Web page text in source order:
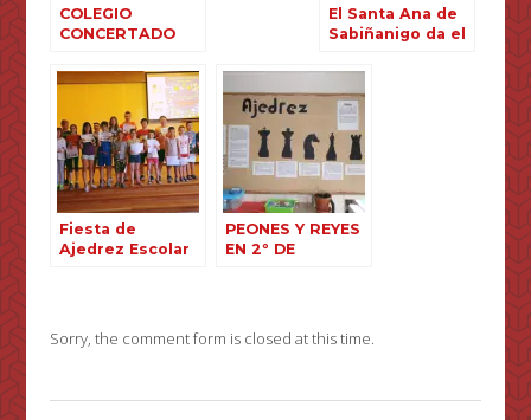
COLEGIO
CONCERTADO
SABIÑÁNIGO
El Santa Ana de
Sabiñanigo da el
Fiesta de
Ajedrez Escolar
PEONES Y REYES
EN 2º DE
Sorry, the comment form is closed at this time.